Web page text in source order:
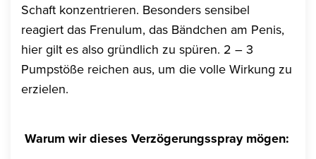
Schaft konzentrieren. Besonders sensibel
reagiert das Frenulum, das Bändchen am Penis,
hier gilt es also gründlich zu spüren. 2 – 3
Pumpstöße reichen aus, um die volle Wirkung zu
erzielen.
Warum wir dieses Verzögerungsspray mögen: